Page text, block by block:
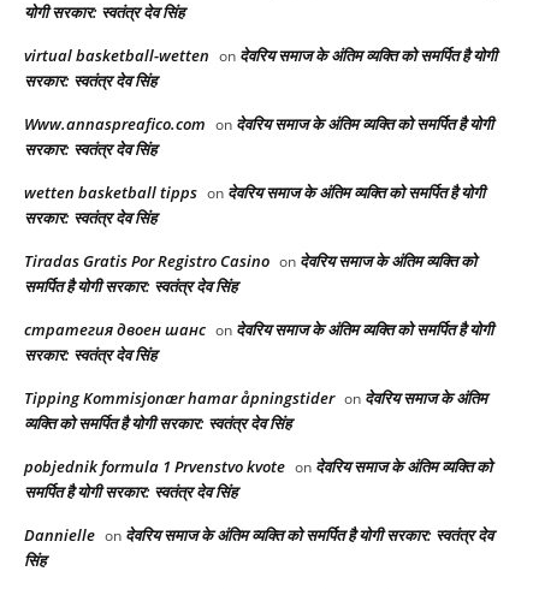
योगी सरकार: स्वतंत्र देव सिंह
virtual basketball-wetten on देवरिय समाज के अंतिम व्यक्ति को समर्पित है योगी
सरकार: स्वतंत्र देव सिंह
Www.annaspreafico.com on देवरिय समाज के अंतिम व्यक्ति को समर्पित है योगी
सरकार: स्वतंत्र देव सिंह
wetten basketball tipps on देवरिय समाज के अंतिम व्यक्ति को समर्पित है योगी
सरकार: स्वतंत्र देव सिंह
Tiradas Gratis Por Registro Casino on देवरिय समाज के अंतिम व्यक्ति को
समर्पित है योगी सरकार: स्वतंत्र देव सिंह
стратегия двоен шанс on देवरिय समाज के अंतिम व्यक्ति को समर्पित है योगी
सरकार: स्वतंत्र देव सिंह
Tipping Kommisjonær hamar åpningstider on देवरिय समाज के अंतिम
व्यक्ति को समर्पित है योगी सरकार: स्वतंत्र देव सिंह
pobjednik formula 1 Prvenstvo kvote on देवरिय समाज के अंतिम व्यक्ति को
समर्पित है योगी सरकार: स्वतंत्र देव सिंह
Dannielle on देवरिय समाज के अंतिम व्यक्ति को समर्पित है योगी सरकार: स्वतंत्र देव
सिंह